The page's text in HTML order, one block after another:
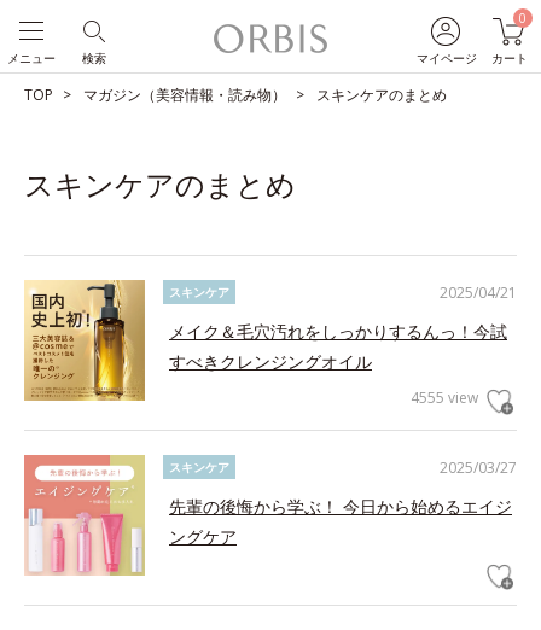
マイページ
0
カート
検索
メニュー
TOP マガジン（美容情報・読み物） スキンケアのまとめ
スキンケアのまとめ
2025/04/21
スキンケア
メイク＆毛穴汚れをしっかりするんっ！今試
すべきクレンジングオイル
4555 view
2025/03/27
スキンケア
先輩の後悔から学ぶ！ 今日から始めるエイジ
ングケア